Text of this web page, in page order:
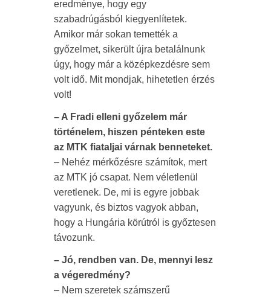
eredménye, hogy egy
szabadrúgásból kiegyenlítetek.
Amikor már sokan temették a
győzelmet, sikerült újra betalálnunk
úgy, hogy már a középkezdésre sem
volt idő. Mit mondjak, hihetetlen érzés
volt!
– A Fradi elleni győzelem már
történelem, hiszen pénteken este
az MTK fiataljai várnak benneteket.
– Nehéz mérkőzésre számítok, mert
az MTK jó csapat. Nem véletlenül
veretlenek. De, mi is egyre jobbak
vagyunk, és biztos vagyok abban,
hogy a Hungária körútról is győztesen
távozunk.
– Jó, rendben van. De, mennyi lesz
a végeredmény?
– Nem szeretek számszerű